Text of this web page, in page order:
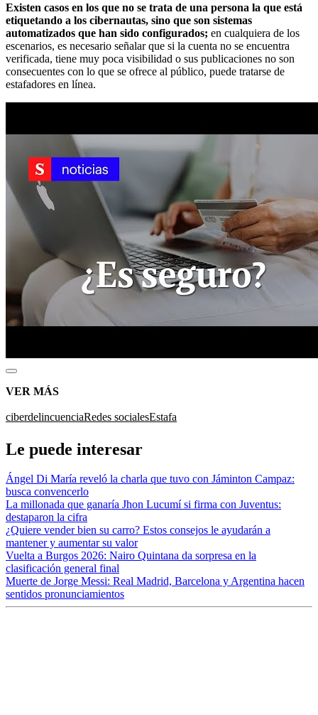
Existen casos en los que no se trata de una persona la que está
etiquetando a los cibernautas, sino que son sistemas
automatizados que han sido configurados; en cualquiera de los
escenarios, es necesario señalar que si la cuenta no se encuentra
verificada, tiene muy poca visibilidad o sus publicaciones no son
consecuentes con lo que se ofrece al público, puede tratarse de
estafadores en línea.
VER MÁS
ciberdelincuenciaRedes socialesEstafa
Le puede interesar
Ángel Di María reveló la charla que tuvo con Jáminton Campaz:
busca convencerlo
La millonada que ganaría Jhon Lucumí si firma con Juventus:
destaparon la cifra
¿Quiere vender bien su carro? Estos consejos le ayudarán a
mantener y aumentar su valor
Vuelta a Burgos 2026: Nairo Quintana da sorpresa en la
clasificación general final
Muerte de Jorge Messi: Real Madrid, Barcelona y Argentina hacen
sentidos pronunciamientos